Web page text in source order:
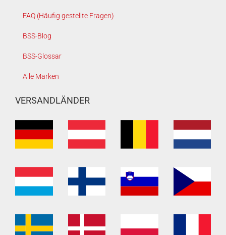
FAQ (Häufig gestellte Fragen)
BSS-Blog
BSS-Glossar
Alle Marken
VERSANDLÄNDER